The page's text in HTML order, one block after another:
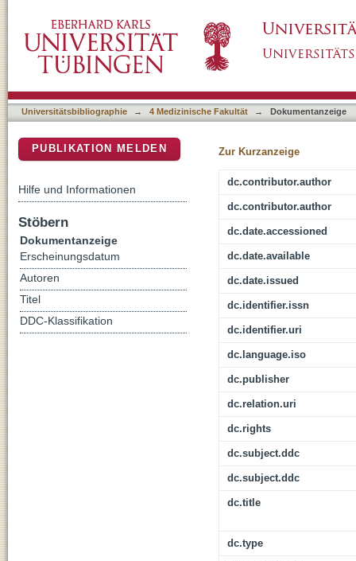
Universitätsbibliographie → 4 Medizinische Fakultät → Dokumentanzeige
Zur Kurzanzeige
dc.contributor.author
dc.contributor.author
dc.date.accessioned
dc.date.available
dc.date.issued
dc.identifier.issn
dc.identifier.uri
dc.language.iso
dc.publisher
dc.relation.uri
dc.rights
dc.subject.ddc
dc.subject.ddc
dc.title
dc.type
PUBLIKATION MELDEN
Hilfe und Informationen
Stöbern
Dokumentanzeige
Erscheinungsdatum
Autoren
Titel
DDC-Klassifikation